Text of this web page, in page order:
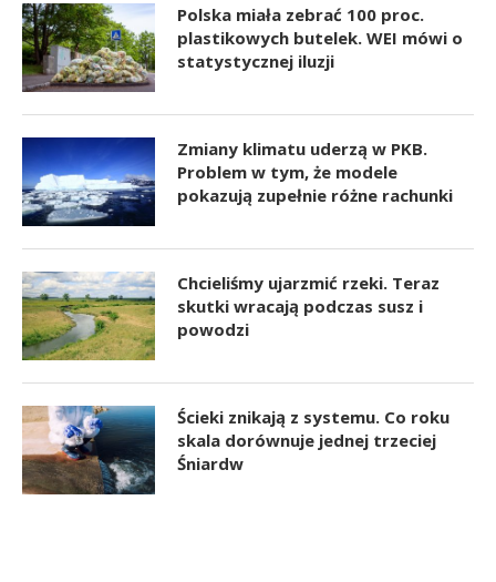
Polska miała zebrać 100 proc.
plastikowych butelek. WEI mówi o
statystycznej iluzji
Zmiany klimatu uderzą w PKB.
Problem w tym, że modele
pokazują zupełnie różne rachunki
Chcieliśmy ujarzmić rzeki. Teraz
skutki wracają podczas susz i
powodzi
Ścieki znikają z systemu. Co roku
skala dorównuje jednej trzeciej
Śniardw